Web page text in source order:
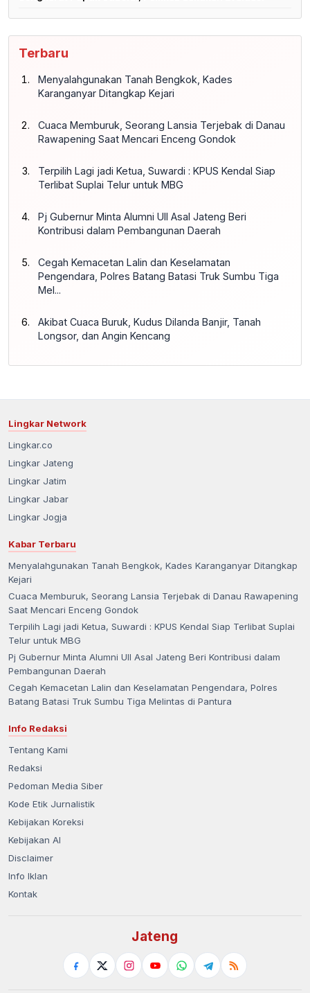
Terbaru
Menyalahgunakan Tanah Bengkok, Kades
Karanganyar Ditangkap Kejari
Cuaca Memburuk, Seorang Lansia Terjebak di Danau
Rawapening Saat Mencari Enceng Gondok
Terpilih Lagi jadi Ketua, Suwardi : KPUS Kendal Siap
Terlibat Suplai Telur untuk MBG
Pj Gubernur Minta Alumni UII Asal Jateng Beri
Kontribusi dalam Pembangunan Daerah
Cegah Kemacetan Lalin dan Keselamatan
Pengendara, Polres Batang Batasi Truk Sumbu Tiga
Mel...
Akibat Cuaca Buruk, Kudus Dilanda Banjir, Tanah
Longsor, dan Angin Kencang
Lingkar Network
Lingkar.co
Lingkar Jateng
Lingkar Jatim
Lingkar Jabar
Lingkar Jogja
Kabar Terbaru
Menyalahgunakan Tanah Bengkok, Kades Karanganyar Ditangkap
Kejari
Cuaca Memburuk, Seorang Lansia Terjebak di Danau Rawapening
Saat Mencari Enceng Gondok
Terpilih Lagi jadi Ketua, Suwardi : KPUS Kendal Siap Terlibat Suplai
Telur untuk MBG
Pj Gubernur Minta Alumni UII Asal Jateng Beri Kontribusi dalam
Pembangunan Daerah
Cegah Kemacetan Lalin dan Keselamatan Pengendara, Polres
Batang Batasi Truk Sumbu Tiga Melintas di Pantura
Info Redaksi
Tentang Kami
Redaksi
Pedoman Media Siber
Kode Etik Jurnalistik
Kebijakan Koreksi
Kebijakan AI
Disclaimer
Info Iklan
Kontak
Jateng